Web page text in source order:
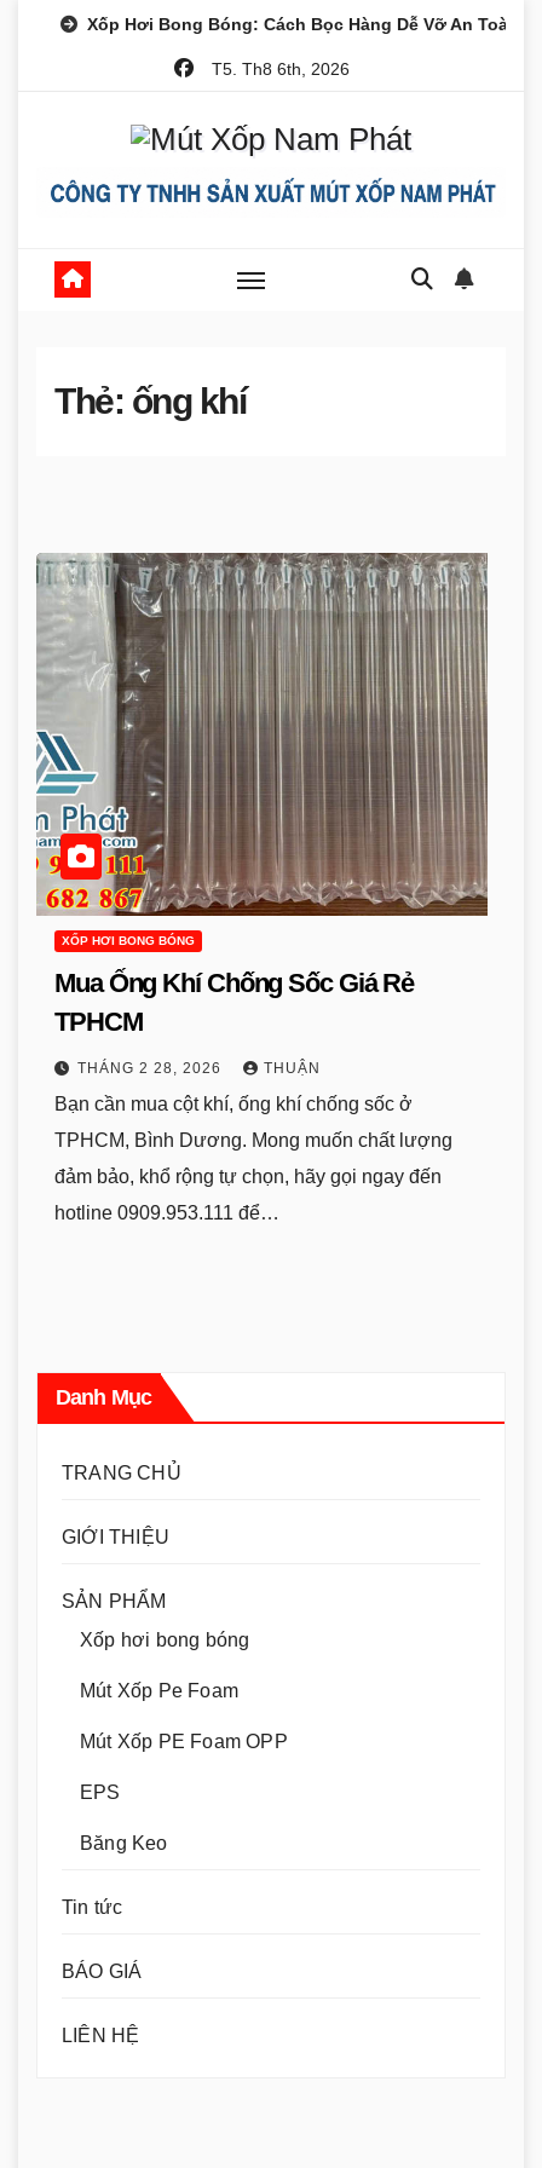
Xốp Hơi Bong Bóng: Cách Bọc Hàng Dễ Vỡ An Toàn
T5. Th8 6th, 2026
Thẻ: ống khí
XỐP HƠI BONG BÓNG
Mua Ống Khí Chống Sốc Giá Rẻ
TPHCM
THÁNG 2 28, 2026 THUẬN
Bạn cần mua cột khí, ống khí chống sốc ở
TPHCM, Bình Dương. Mong muốn chất lượng
đảm bảo, khổ rộng tự chọn, hãy gọi ngay đến
hotline 0909.953.111 để…
Danh Mục
TRANG CHỦ
GIỚI THIỆU
SẢN PHẨM
Xốp hơi bong bóng
Mút Xốp Pe Foam
Mút Xốp PE Foam OPP
EPS
Băng Keo
Tin tức
BÁO GIÁ
LIÊN HỆ